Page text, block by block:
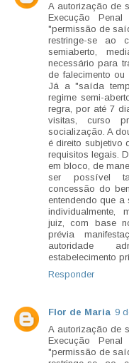
A autorização de
Execução
"permissão de
restringe-se ao
semiaberto,
necessário para
de falecimento
Já a "saída
regime semi-
regra, por até 7
visitas, curso
socialização. A
é direito subjetivo
requisitos legais.
em bloco, de
ser possível
concessão do
entendendo que
individualmente,
juiz, com base
prévia
autoridade
estabelecimento
Responder
Flor de Maria 9
A autorização de
Execução
"permissão de